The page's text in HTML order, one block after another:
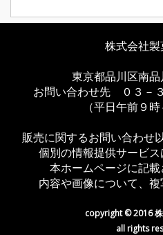
株式会社
東京都品川区南品
お問い合わせ先 ０３－
（平日午前９
販売に関するお問い合わせ
個別の情報提供サービス
本ホームページに記
内容や画像について、複
copyright © 2016
all rights